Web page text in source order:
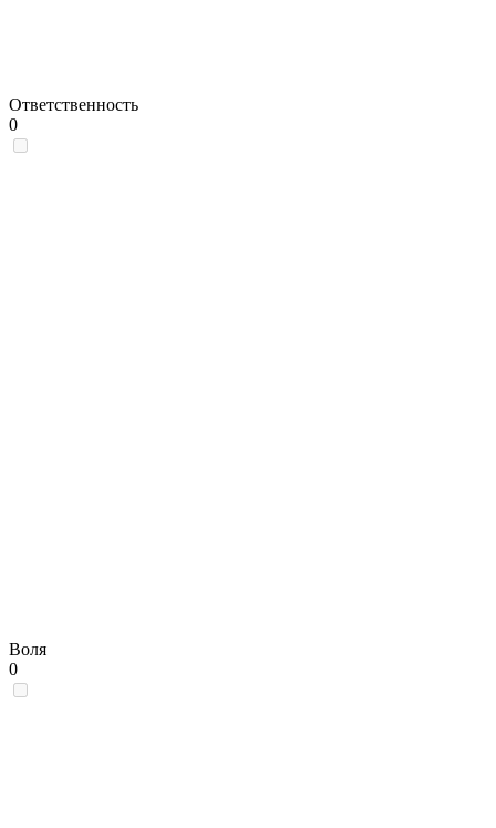
Ответственность
0
Воля
0